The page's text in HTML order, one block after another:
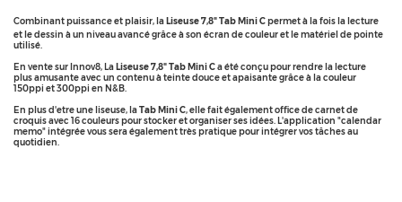
Combinant puissance et plaisir, laLiseuse 7,8" Tab Mini Cpermet à la fois la lecture
et le dessin à un niveau avancé grâce à son écran de couleur et le matériel de pointe
utilisé.
En vente sur Innov8, LaLiseuse 7,8" Tab Mini Ca été conçu pour rendre la lecture
plus amusante avec un contenu à teinte douce et apaisante grâce à la couleur
150ppi et 300ppi en N&B.
En plus d'etre une liseuse, laTab Mini C, elle fait également office de carnet de
croquis avec 16 couleurs pour stocker et organiser ses idées. L'application "calendar
memo" intégrée vous sera également très pratique pour intégrer vos tâches au
quotidien.